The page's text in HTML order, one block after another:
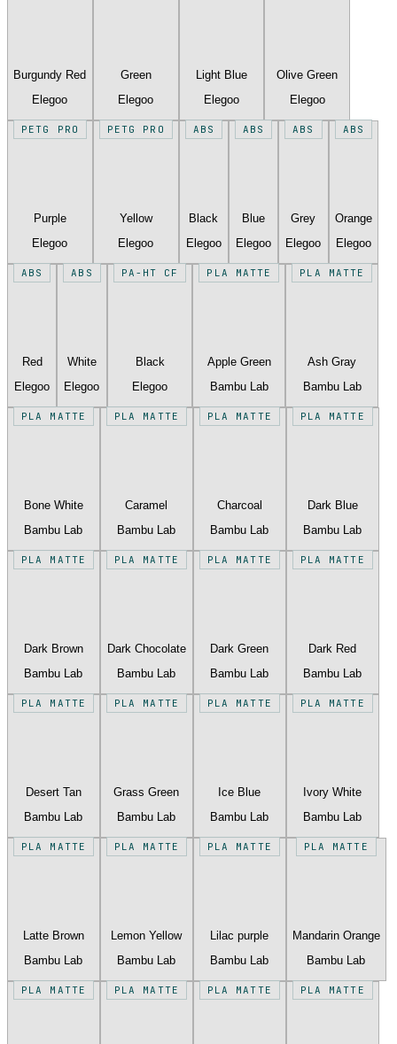
Burgundy Red
Elegoo
Green
Elegoo
Light Blue
Elegoo
Olive Green
Elegoo
PETG PRO
Purple
Elegoo
PETG PRO
Yellow
Elegoo
ABS
Black
Elegoo
ABS
Blue
Elegoo
ABS
Grey
Elegoo
ABS
Orange
Elegoo
ABS
Red
Elegoo
ABS
White
Elegoo
PA-HT CF
Black
Elegoo
PLA MATTE
Apple Green
Bambu Lab
PLA MATTE
Ash Gray
Bambu Lab
PLA MATTE
Bone White
Bambu Lab
PLA MATTE
Caramel
Bambu Lab
PLA MATTE
Charcoal
Bambu Lab
PLA MATTE
Dark Blue
Bambu Lab
PLA MATTE
Dark Brown
Bambu Lab
PLA MATTE
Dark Chocolate
Bambu Lab
PLA MATTE
Dark Green
Bambu Lab
PLA MATTE
Dark Red
Bambu Lab
PLA MATTE
Desert Tan
Bambu Lab
PLA MATTE
Grass Green
Bambu Lab
PLA MATTE
Ice Blue
Bambu Lab
PLA MATTE
Ivory White
Bambu Lab
PLA MATTE
Latte Brown
Bambu Lab
PLA MATTE
Lemon Yellow
Bambu Lab
PLA MATTE
Lilac purple
Bambu Lab
PLA MATTE
Mandarin Orange
Bambu Lab
PLA MATTE PLA MATTE PLA MATTE PLA MATTE